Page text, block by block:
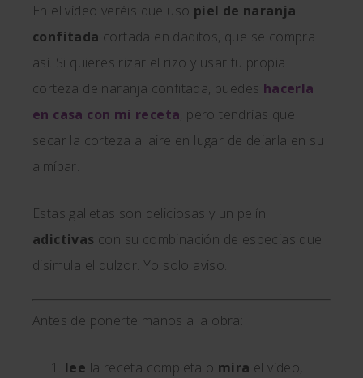
En el vídeo veréis que uso piel de naranja
confitada cortada en daditos, que se compra
así. Si quieres rizar el rizo y usar tu propia
corteza de naranja confitada, puedes hacerla
en casa con mi receta, pero tendrías que
secar la corteza al aire en lugar de dejarla en su
almíbar.
Estas galletas son deliciosas y un pelín
adictivas con su combinación de especias que
disimula el dulzor. Yo solo aviso.
Antes de ponerte manos a la obra:
lee la receta completa o mira el vídeo,